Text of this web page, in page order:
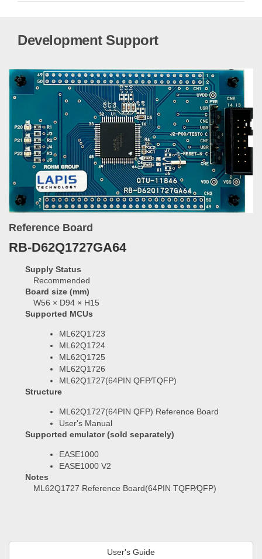
Development Support
Reference Board
RB-D62Q1727GA64
Supply Status
Recommended
Board size (mm)
W56 × D94 × H15
Supported MCUs
ML62Q1723
ML62Q1724
ML62Q1725
ML62Q1726
ML62Q1727(64PIN QFP⁄TQFP)
Structure
ML62Q1727(64PIN QFP) Reference Board
User's Manual
Supported emulator (sold separately)
EASE1000
EASE1000 V2
Notes
ML62Q1727 Reference Board(64PIN TQFP⁄QFP)
User's Guide